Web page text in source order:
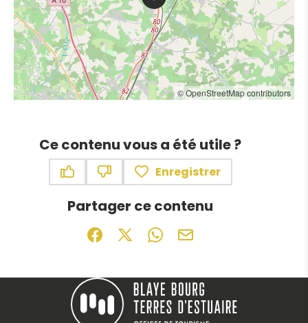
© OpenStreetMap contributors
Ce contenu vous a été utile ?
Enregistrer
Partager ce contenu
Partager sur Facebook (nouvelle
Partager sur X / Twitter (nouvelle
Partager sur WhatsApp
Partager par mail